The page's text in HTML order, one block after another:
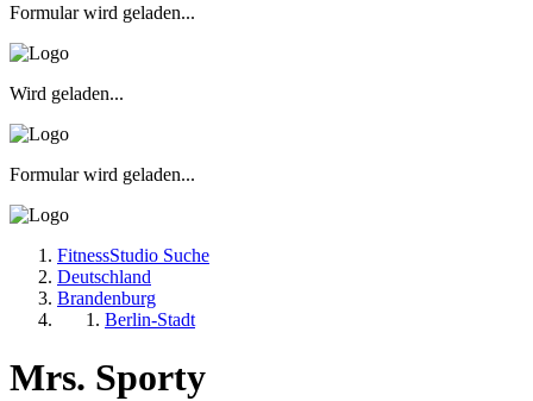
Formular wird geladen...
Wird geladen...
Formular wird geladen...
FitnessStudio Suche
Deutschland
Brandenburg
Berlin-Stadt
Mrs. Sporty